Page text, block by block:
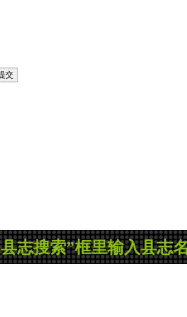
”框里输入县志名称